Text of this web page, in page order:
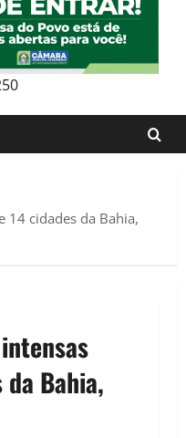
14 cidades da Bahia,
Bahia,